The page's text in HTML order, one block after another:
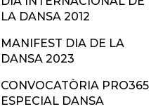
LA DANSA 2012
MANIFEST DIA DE LA
DANSA 2023
CONVOCATÒRIA PRO365
ESPECIAL DANSA